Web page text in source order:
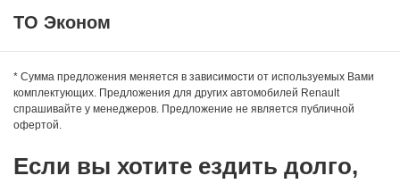
ТО Эконом
Оригинальное синтетическое моторное масло:
— ROSNEFT Magnum Ultratec
* Сумма предложения меняется в зависимости от используемых Вами
комплектующих. Предложения для других автомобилей Renault
спрашивайте у менеджеров. Предложение не является публичной
офертой.
Если вы хотите ездить долго,